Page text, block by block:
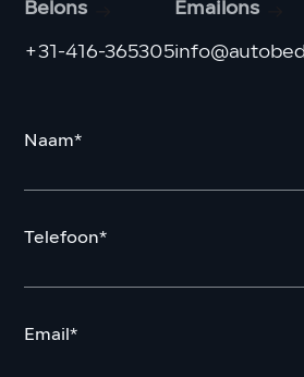
Belons
+31-416-365305
Emailons
Naam*
Telefoon*
Email*